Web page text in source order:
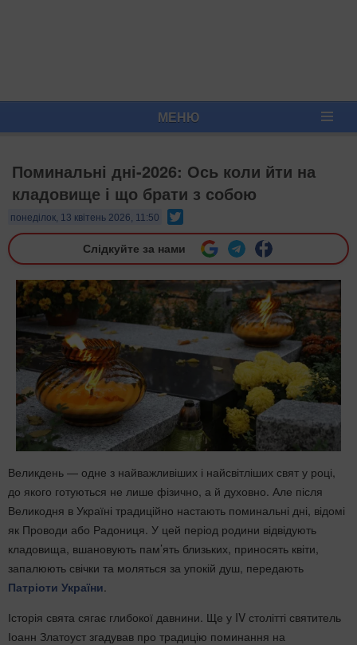
МЕНЮ
Поминальні дні-2026: Ось коли йти на
кладовище і що брати з собою
понеділок, 13 квітень 2026, 11:50
Слідкуйте за нами
Великдень — одне з найважливіших і найсвітліших свят у році,
до якого готуються не лише фізично, а й духовно. Але після
Великодня в Україні традиційно настають поминальні дні, відомі
як Проводи або Радониця. У цей період родини відвідують
кладовища, вшановують пам’ять близьких, приносять квіти,
запалюють свічки та моляться за упокій душ, передають
Патріоти України
Історія свята сягає глибокої давнини. Ще у IV столітті святитель
Іоанн Златоуст згадував про традицію поминання на